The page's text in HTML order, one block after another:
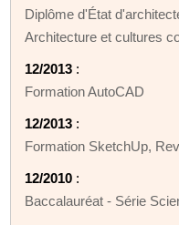
Diplôme d'État
Architecture et cultures
12/2013 :
Formation AutoCAD
12/2013 :
Formation SketchUp,
12/2010 :
Baccalauréat - Série